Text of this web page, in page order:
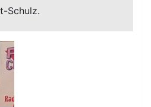
Schulz.